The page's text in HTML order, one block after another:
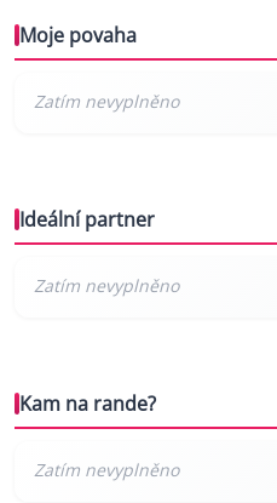
Moje povaha
Ideální partner
Kam na rande?